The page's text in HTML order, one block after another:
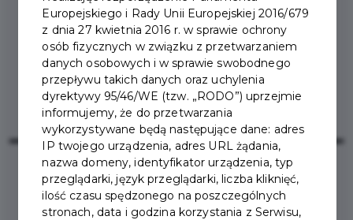
2021-07-15
Europejskiego i Rady Unii Europejskiej 2016/679
z dnia 27 kwietnia 2016 r. w sprawie ochrony
osób fizycznych w związku z przetwarzaniem
danych osobowych i w sprawie swobodnego
przepływu takich danych oraz uchylenia
dyrektywy 95/46/WE (tzw. „RODO”) uprzejmie
informujemy, że do przetwarzania
wykorzystywane będą następujące dane: adres
IP twojego urządzenia, adres URL żądania,
nazwa domeny, identyfikator urządzenia, typ
przeglądarki, język przeglądarki, liczba kliknięć,
ilość czasu spędzonego na poszczególnych
stronach, data i godzina korzystania z Serwisu,